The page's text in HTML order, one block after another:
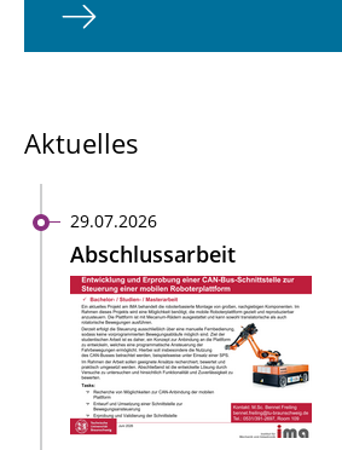
Aktuelles
29.07.2026
Abschlussarbeit